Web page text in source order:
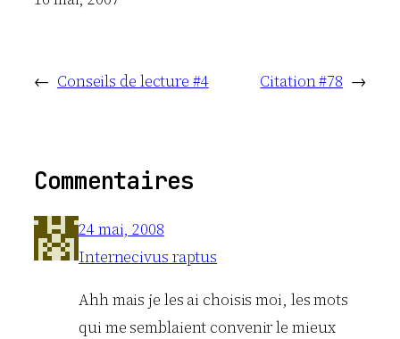
← Conseils de lecture #4 Citation #78 →
Commentaires
24 mai, 2008
Internecivus raptus
Ahh mais je les ai choisis moi, les mots
qui me semblaient convenir le mieux